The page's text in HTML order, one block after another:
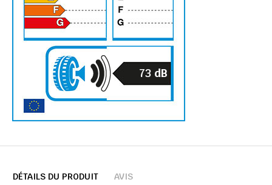
73 dB
DÉTAILS DU PRODUIT AVIS